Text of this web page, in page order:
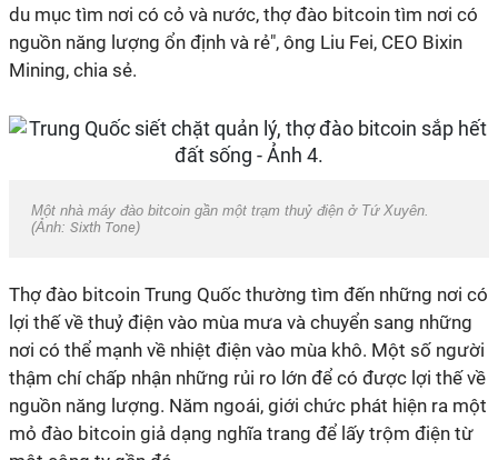
du mục tìm nơi có cỏ và nước, thợ đào bitcoin tìm nơi có
nguồn năng lượng ổn định và rẻ", ông Liu Fei, CEO Bixin
Mining, chia sẻ.
Một nhà máy đào bitcoin gần một trạm thuỷ điện ở Tứ Xuyên.
(Ảnh: Sixth Tone)
Thợ đào bitcoin Trung Quốc thường tìm đến những nơi có
lợi thế về thuỷ điện vào mùa mưa và chuyển sang những
nơi có thể mạnh về nhiệt điện vào mùa khô. Một số người
thậm chí chấp nhận những rủi ro lớn để có được lợi thế về
nguồn năng lượng. Năm ngoái, giới chức phát hiện ra một
mỏ đào bitcoin giả dạng nghĩa trang để lấy trộm điện từ